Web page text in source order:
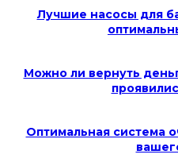
Лучшие насосы для
Можно ли вернуть
Оптимальная система